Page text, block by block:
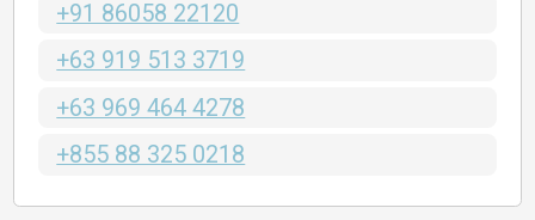
+91 86058 22120
+63 919 513 3719
+63 969 464 4278
+855 88 325 0218